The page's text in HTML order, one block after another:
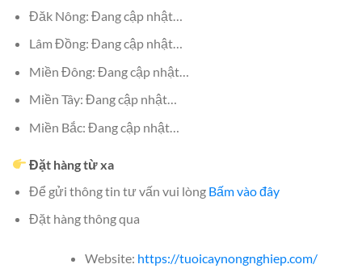
Đăk Nông: Đang cập nhật…
Lâm Đồng: Đang cập nhật…
Miền Đông: Đang cập nhật…
Miền Tây: Đang cập nhật…
Miền Bắc: Đang cập nhật…
Đặt hàng từ xa
Để gửi thông tin tư vấn vui lòng Bấm vào đây
Đặt hàng thông qua
Website: https://tuoicaynongnghiep.com/